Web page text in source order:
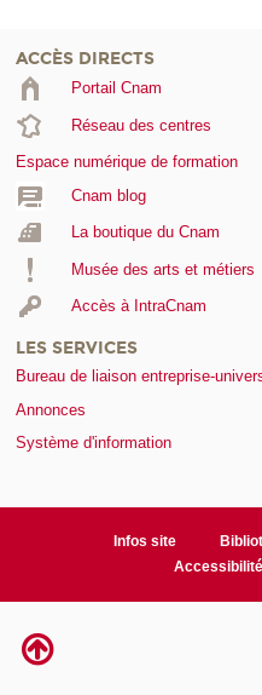
ACCÈS DIRECTS
Portail Cnam
Réseau des centres
Espace numérique de formation
Cnam blog
La boutique du Cnam
Musée des arts et métiers
Accès à IntraCnam
LES SERVICES
Bureau de liaison entreprise-
Annonces
Système d'information
Infos site